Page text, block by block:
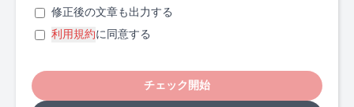
修正後の文章も出力する
利用規約に同意する
チェック開始